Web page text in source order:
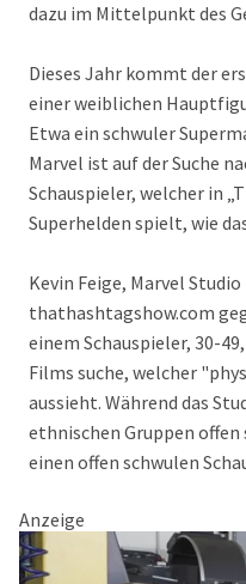
dazu im Mittelpunkt des
Dieses Jahr kommt der
einer weiblichen
Etwa ein schwuler
Marvel ist auf der Suche
Schauspieler, welcher in
Superhelden spielt, wie
Kevin Feige, Marvel
thathashtagshow.com
einem Schauspieler, 30-
Films suche, welcher
aussieht. Während das
ethnischen Gruppen offen
einen offen schwulen
Anzeige